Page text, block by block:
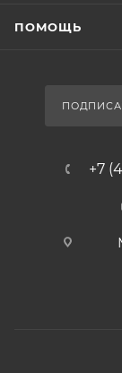
ПОМОЩЬ
+7